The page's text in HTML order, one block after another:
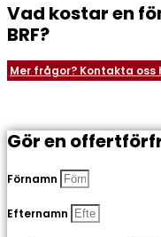
Vad kostar en
BRF?
Mer frågor? Kontakta oss
Gör en
Förnamn
Efternamn